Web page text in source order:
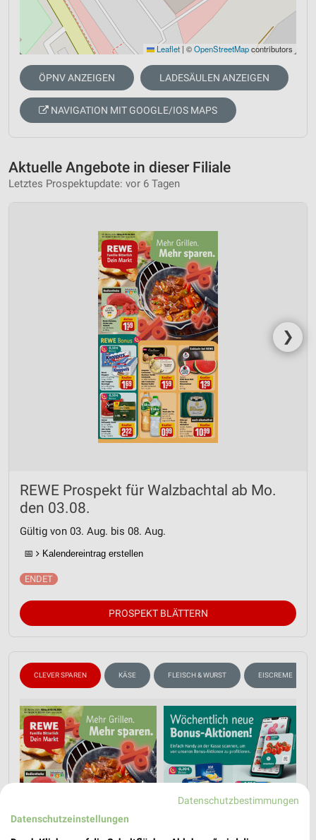
Leaflet | ©OpenStreetMapcontributors
ÖPNV ANZEIGEN LADESÄULEN ANZEIGEN
NAVIGATION MIT GOOGLE/IOS MAPS
Aktuelle Angebote in dieser Filiale
Letztes Prospektupdate: vor 6 Tagen
❯
REWE Prospekt für Walzbachtal ab Mo.
den 03.08.
Gültig von 03. Aug. bis 08. Aug.
📅 Kalendereintrag erstellen
PROSPEKT BLÄTTERN
CLEVER SPAREN KÄSE FLEISCH & WURST EISCREME
Datenschutzbestimmungen
Datenschutzeinstellungen